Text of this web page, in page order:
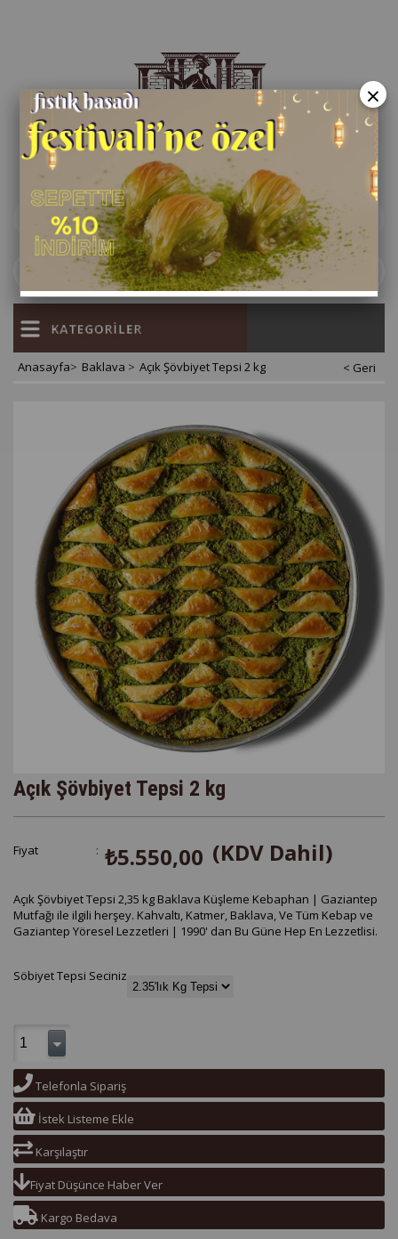
Sepetim 0
Anasayfa> Baklava > Açık Şövbiyet Tepsi 2 kg
Açık Şövbiyet Tepsi 2 kg
Fiyat : ₺5.550,00 (KDV Dahil)
Açık Şövbiyet Tepsi 2,35 kg Baklava Küşleme Kebaphan | Gaziantep
Mutfağı ile ilgili herşey. Kahvaltı, Katmer, Baklava, Ve Tüm Kebap ve
Gaziantep Yöresel Lezzetleri | 1990' dan Bu Güne Hep En Lezzetlisi.
Söbiyet Tepsi Seciniz
Telefonla Sipariş
İstek Listeme Ekle
Karşılaştır
Fiyat Düşünce Haber Ver
Kargo Bedava
×